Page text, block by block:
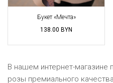
Букет «Мечта»
138.00 BYN
В нашем интернет-магазине
розы премиального